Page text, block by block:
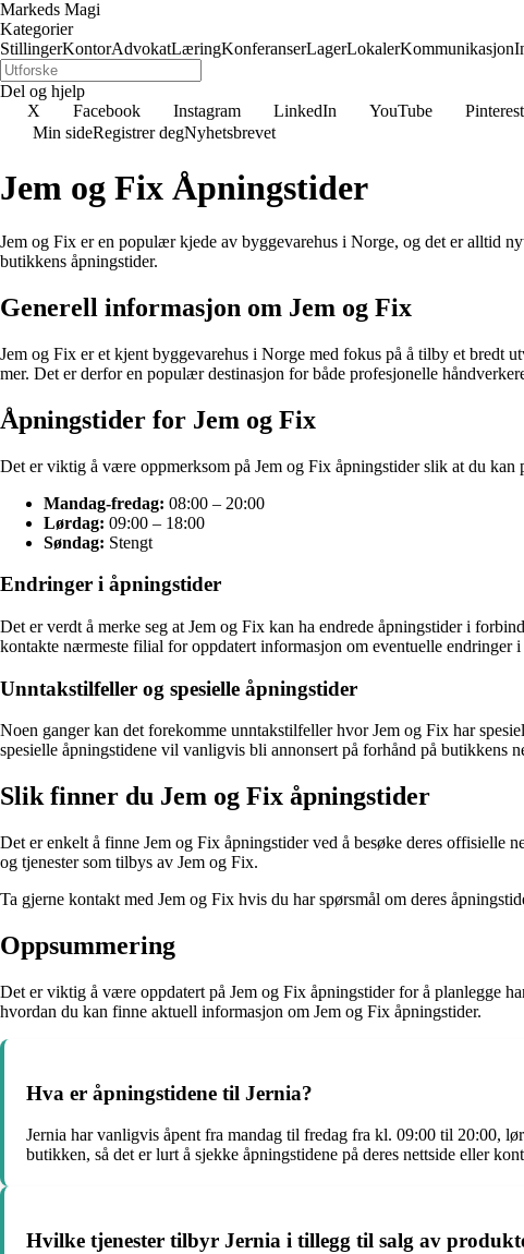
Markeds Magi
Kategorier
StillingerKontorAdvokatLæringKonferanserLagerLokalerKommunikasjon
Del og hjelp
X
Facebook Instagram LinkedIn YouTube Pinterest
Min sideRegistrer degNyhetsbrevet
Jem og Fix Åpningstider
Jem og Fix er en populær kjede av byggevarehus i Norge, og det er alltid
butikkens åpningstider.
Generell informasjon om Jem og Fix
Jem og Fix er et kjent byggevarehus i Norge med fokus på å tilby et bredt
mer. Det er derfor en populær destinasjon for både profesjonelle
Åpningstider for Jem og Fix
Det er viktig å være oppmerksom på Jem og Fix åpningstider slik at du
Mandag-fredag: 08:00 – 20:00
Lørdag: 09:00 – 18:00
Søndag: Stengt
Endringer i åpningstider
Det er verdt å merke seg at Jem og Fix kan ha endrede åpningstider i
kontakte nærmeste filial for oppdatert informasjon om eventuelle endringer i
Unntakstilfeller og spesielle åpningstider
Noen ganger kan det forekomme unntakstilfeller hvor Jem og Fix har
spesielle åpningstidene vil vanligvis bli annonsert på forhånd på butikkens
Slik finner du Jem og Fix åpningstider
Det er enkelt å finne Jem og Fix åpningstider ved å besøke deres offisielle
og tjenester som tilbys av Jem og Fix.
Ta gjerne kontakt med Jem og Fix hvis du har spørsmål om deres
Oppsummering
Det er viktig å være oppdatert på Jem og Fix åpningstider for å planlegge
hvordan du kan finne aktuell informasjon om Jem og Fix åpningstider.
Hva er åpningstidene til Jernia?
Jernia har vanligvis åpent fra mandag til fredag fra kl. 09:00 til 20:00,
butikken, så det er lurt å sjekke åpningstidene på deres nettside eller
Hvilke tjenester tilbyr Jernia i tillegg til salg av